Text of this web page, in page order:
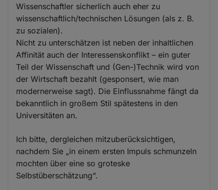
Wissenschaftler sicherlich auch eher zu
wissenschaftlich/technischen Lösungen (als z. B.
zu sozialen).
Nicht zu unterschätzen ist neben der inhaltlichen
Affinität auch der Interessenskonflikt – ein guter
Teil der Wissenschaft und (Gen-)Technik wird von
der Wirtschaft bezahlt (gesponsert, wie man
modernerweise sagt). Die Einflussnahme fängt da
bekanntlich in großem Stil spätestens in den
Universitäten an.
Ich bitte, dergleichen mitzuberücksichtigen,
nachdem Sie „in einem ersten Impuls schmunzeln
mochten über eine so groteske
Selbstüberschätzung“.